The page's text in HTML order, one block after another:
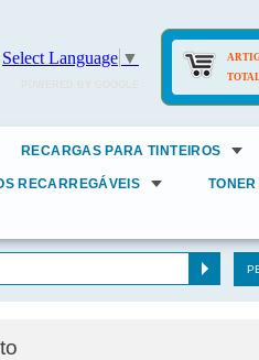
Select Language ▼
RECARGAS PARA TINTEIROS
RECARREGÁVEIS TONER